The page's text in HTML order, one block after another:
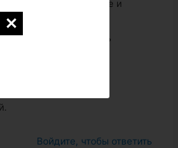
. Узнайте архитектурные и
блоге.
стоит уделить
широт, является
лучами здания и
Войдите, чтобы ответить